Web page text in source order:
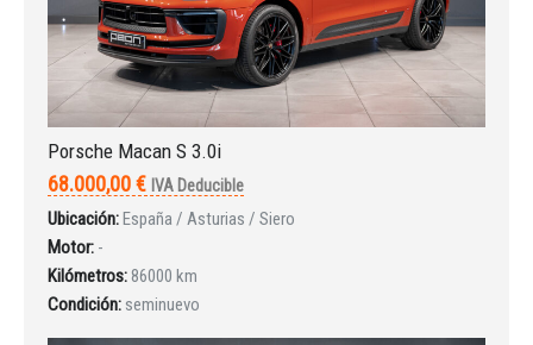
INICIAR SESIÓN
Porsche Macan S 3.0i
68.000,00 € IVA Deducible
Ubicación:España / Asturias / Siero
Motor: -
Kilómetros: 86000 km
Condición: seminuevo